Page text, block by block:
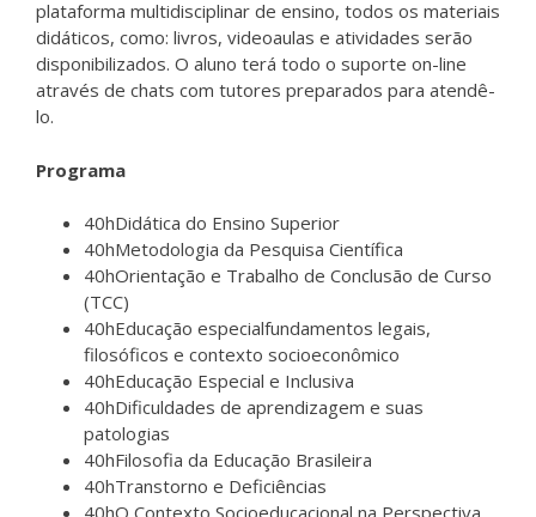
plataforma multidisciplinar de ensino, todos os materiais
didáticos, como: livros, videoaulas e atividades serão
disponibilizados. O aluno terá todo o suporte on-line
através de chats com tutores preparados para atendê-
lo.
Programa
40hDidática do Ensino Superior
40hMetodologia da Pesquisa Científica
40hOrientação e Trabalho de Conclusão de Curso
(TCC)
40hEducação especialfundamentos legais,
filosóficos e contexto socioeconômico
40hEducação Especial e Inclusiva
40hDificuldades de aprendizagem e suas
patologias
40hFilosofia da Educação Brasileira
40hTranstorno e Deficiências